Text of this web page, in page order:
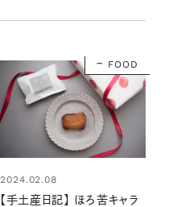
FOOD
2024.02.08
【手土産日記】 ほろ苦キャラ